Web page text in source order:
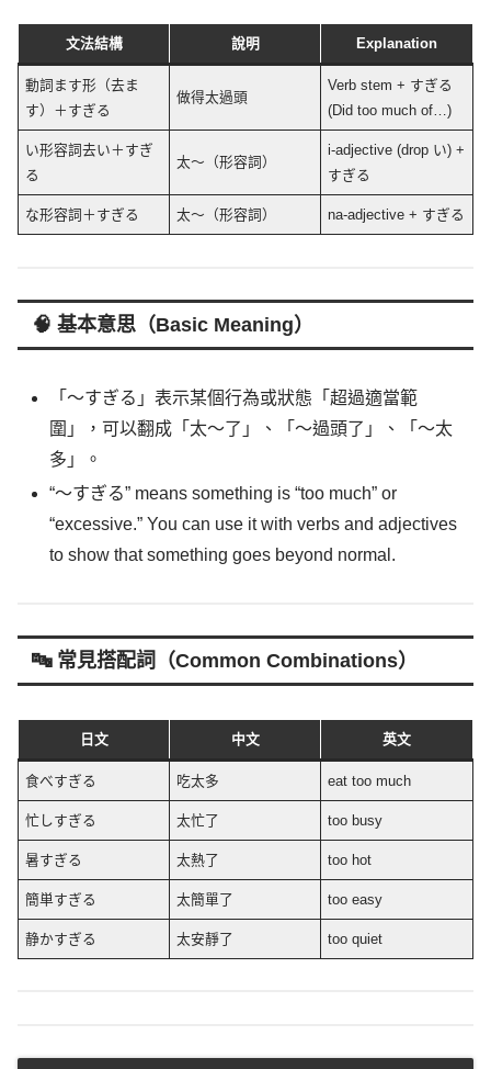
文法結構 說明 Explanation
動詞ます形（去ま
す）＋すぎる
做得太過頭
Verb stem + すぎる
(Did too much of…)
い形容詞去い＋すぎ
る
太～（形容詞）
i-adjective (drop い) +
すぎる
な形容詞＋すぎる 太～（形容詞） na-adjective + すぎる
🧠 基本意思（Basic Meaning）
「～すぎる」表示某個行為或狀態「超過適當範
圍」，可以翻成「太～了」、「～過頭了」、「～太
多」。
“～すぎる” means something is “too much” or
“excessive.” You can use it with verbs and adjectives
to show that something goes beyond normal.
🔤 常見搭配詞（Common Combinations）
日文 中文 英文
食べすぎる 吃太多 eat too much
忙しすぎる 太忙了 too busy
暑すぎる 太熱了 too hot
簡単すぎる 太簡單了 too easy
静かすぎる 太安靜了 too quiet